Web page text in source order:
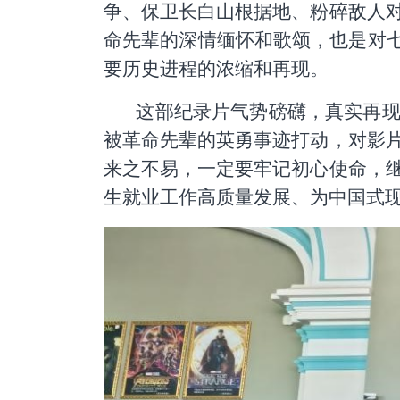
争、保卫长白山根据地、粉碎敌人
命先辈的深情缅怀和歌颂，也是对
要历史进程的浓缩和再现。
这部纪录片气势磅礴，真实再
被革命先辈的英勇事迹打动，对影
来之不易，一定要牢记初心使命，
生就业工作高质量发展、为中国式